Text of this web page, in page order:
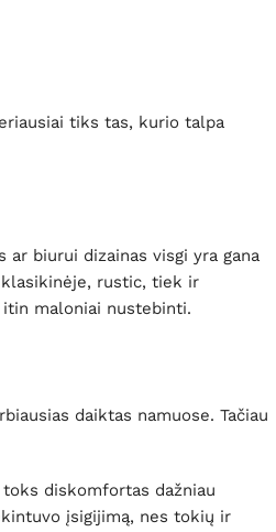
tiks tas, kurio talpa
biurui dizainas visgi yra gana
rustic, tiek ir
maloniai nustebinti.
daiktas namuose. Tačiau
diskomfortas dažniau
įsigijimą, nes tokių ir